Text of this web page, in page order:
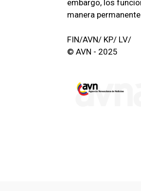
embargo, los
manera
FIN/AVN/ KP/ LV/
© AVN - 2025